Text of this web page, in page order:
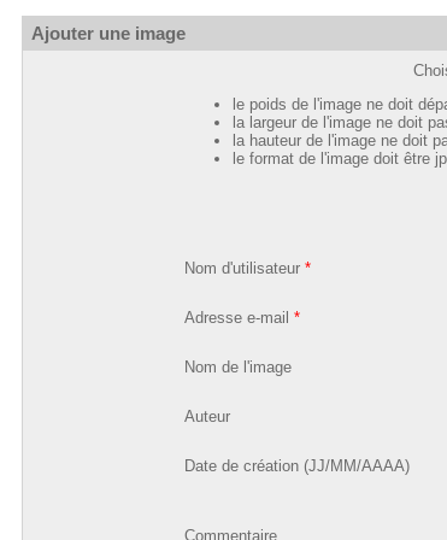
Ajouter une image
le poids de l'image ne doit
la largeur de l'image ne doit
la hauteur de l'image ne doit
le format de l'image doit être
Nom d'utilisateur *
Adresse e-mail *
Nom de l'image
Auteur
Date de création (JJ/MM/AAAA)
Commentaire